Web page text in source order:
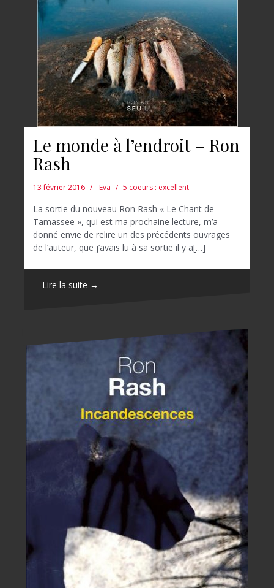
Le monde à l’endroit – Ron
Rash
13 février 2016 Eva 5 coeurs : excellent
La sortie du nouveau Ron Rash « Le Chant de
Tamassee », qui est ma prochaine lecture, m’a
donné envie de relire un des précédents ouvrages
de l’auteur, que j’avais lu à sa sortie il y a[…]
Lire la suite →